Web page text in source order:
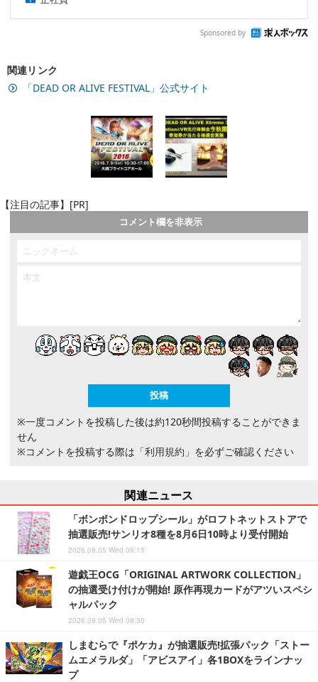
Sponsored by
関連リンク
「DEAD OR ALIVE FESTIVAL」公式サイト
【注目の記事】[PR]
コメント欄を非表示
※一度コメントを投稿した後は約120秒間投稿することができま
せん
※コメントを投稿する際は 「利用規約」 を必ずご確認ください
関連ニュース
「ボンボンドロップシール」がロフトネットストアで
抽選販売!サンリオ8種を8月6日10時より受付開始
2026.08.05 Wed 09:15
遊戯王OCG「ORIGINAL ARTWORK COLLECTION」
の抽選受け付けが開始! 原作再現カードがアツいスペシ
ャルパック
2026.08.05 Wed 08:30
しまむらで『ポケカ』が抽選販売!拡張パック「ストー
ムエメラルダ」「アビスアイ」各1BOXをラインナッ
プ